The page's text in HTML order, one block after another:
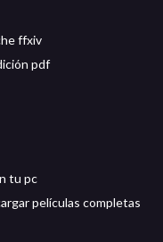
ffxiv
pdf
tu pc
películas completas